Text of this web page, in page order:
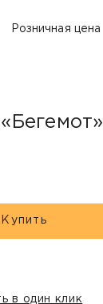
Розничная цена
Купить
в один клик